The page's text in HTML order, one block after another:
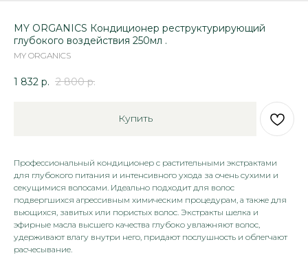
MY ORGANICS Кондиционер реструктурирующий
глубокого воздействия 250мл .
MY ORGANICS
1 832 р. 2 800 р.
Купить
Профессиональный кондиционер с растительными экстрактами
для глубокого питания и интенсивного ухода за очень сухими и
секущимися волосами. Идеально подходит для волос
подвергшихся агрессивным химическим процедурам, а также для
вьющихся, завитых или пористых волос. Экстракты шелка и
эфирные масла высшего качества глубоко увлажняют волос,
удерживают влагу внутри него, придают послушность и облегчают
расчесывание.